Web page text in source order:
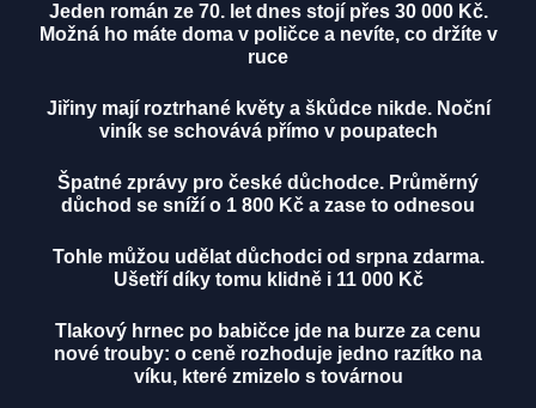
Jeden román ze 70. let dnes stojí přes 30 000 Kč.
Možná ho máte doma v poličce a nevíte, co držíte v
ruce
Jiřiny mají roztrhané květy a škůdce nikde. Noční
viník se schovává přímo v poupatech
Špatné zprávy pro české důchodce. Průměrný
důchod se sníží o 1 800 Kč a zase to odnesou
Tohle můžou udělat důchodci od srpna zdarma.
Ušetří díky tomu klidně i 11 000 Kč
Tlakový hrnec po babičce jde na burze za cenu
nové trouby: o ceně rozhoduje jedno razítko na
víku, které zmizelo s továrnou